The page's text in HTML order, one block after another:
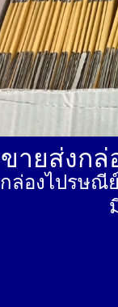
ขายส่งก
กล่องไปรษณี